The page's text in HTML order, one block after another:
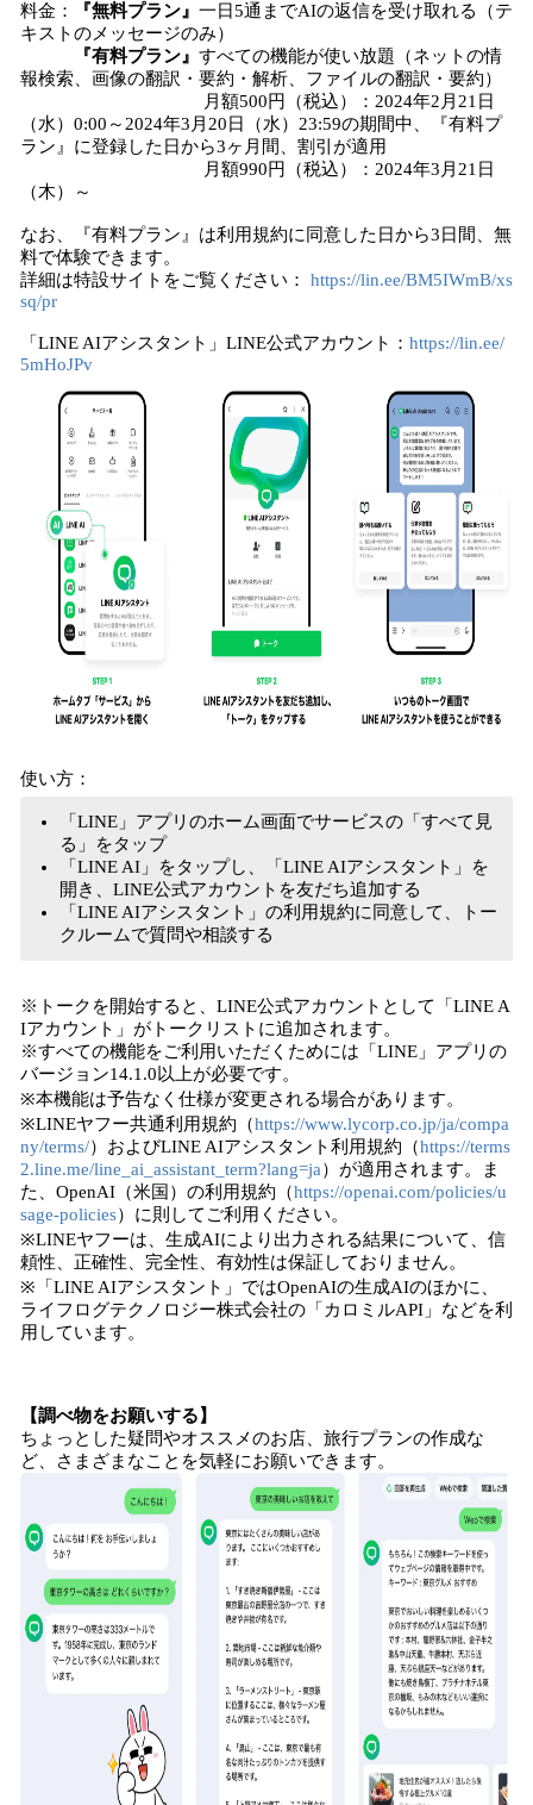
料金：
『無料プラン』 一日5通までAIの返信を受け取れる（テ
キストのメッセージのみ）
『有料プラン』 すべての機能が使い放題（ネットの情
報検索、画像の翻訳・要約・解析、ファイルの翻訳・要約）
月額500円（税込）：2024年2月21日
（水）0:00～2024年3月20日（水）23:59の期間中、『有料プ
ラン』に登録した日から3ヶ月間、割引が適用
月額990円（税込）：2024年3月21日
（木）～
なお、『有料プラン』は利用規約に同意した日から3日間、無
料で体験できます。
詳細は特設サイトをご覧ください： https://lin.ee/BM5IWmB/xs
sq/pr
「LINE AIアシスタント」LINE公式アカウント： https://lin.ee/
5mHoJPv
使い方：
「LINE」アプリのホーム画面でサービスの「すべて見
る」をタップ
「LINE AI」をタップし、「LINE AIアシスタント」を
開き、LINE公式アカウントを友だち追加する
「LINE AIアシスタント」の利用規約に同意して、トー
クルームで質問や相談する
※トークを開始すると、LINE公式アカウントとして「LINE A
Iアカウント」がトークリストに追加されます。
※すべての機能をご利用いただくためには「LINE」アプリの
バージョン14.1.0以上が必要です。
※本機能は予告なく仕様が変更される場合があります。
※LINEヤフー共通利用規約（https://www.lycorp.co.jp/ja/compa
ny/terms/）およびLINE AIアシスタント利用規約（https://terms
2.line.me/line_ai_assistant_term?lang=ja）が適用されます。ま
た、OpenAI（米国）の利用規約（https://openai.com/policies/u
sage-policies）に則してご利用ください。
※LINEヤフーは、生成AIにより出力される結果について、信
頼性、正確性、完全性、有効性は保証しておりません。
※「LINE AIアシスタント」ではOpenAIの生成AIのほかに、
ライフログテクノロジー株式会社の「カロミルAPI」などを利
用しています。
【調べ物をお願いする】
ちょっとした疑問やオススメのお店、旅行プランの作成な
ど、さまざまなことを気軽にお願いできます。